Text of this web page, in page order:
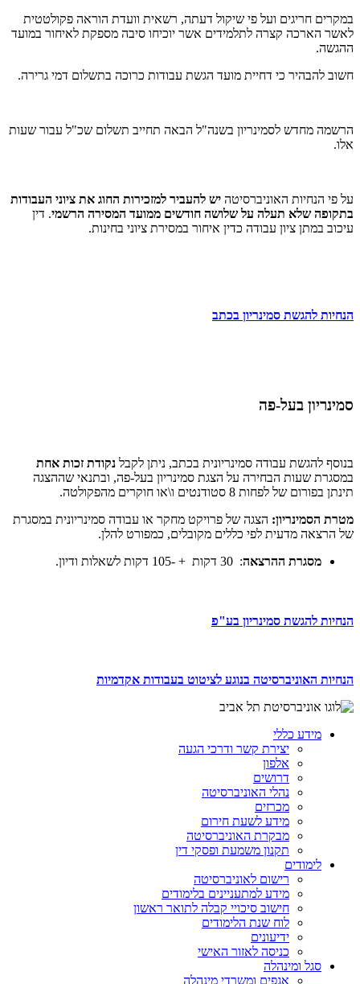
במקרים חריגים ועל פי שיקול דעתה, רשאית וועדת הוראה פקולטטית
לאשר הארכה קצרה לתלמידים אשר יוכיחו סיבה מספקת לאיחור במועד
ההגשה.
חשוב להבהיר כי דחיית מועד הגשת עבודות כרוכה בתשלום דמי גרירה.
הרשמה מחדש לסמינריון בשנה"ל הבאה תחייב תשלום שכ"ל עבור שעות
אלו.
על פי הנחיות האוניברסיטה יש להעביר למזכירות החוג את ציוני העבודות
בתקופה שלא תעלה על שלושה חודשים ממועד המסירה הרשמי. דין
עיכוב במתן ציון עבודה כדין איחור במסירת ציוני בחינות.
הנחיות להגשת סמינריון בכתב
סמינריון בעל-פה
בנוסף להגשת עבודה סמינריונית בכתב, ניתן לקבל נקודת זכות אחת
במסגרת שעות הבחירה על הצגת סמינריון בעל-פה, ובתנאי שההצגה
תינתן בפורום של לפחות 8 סטודנטים ו\או חוקרים מהפקולטה.
מטרת הסמינריון: הצגה של פרויקט מחקר או עבודה סמינריונית במסגרת
של הרצאה מדעית לפי כללים מקובלים, כמפורט להלן.
מסגרת ההרצאה: 30 דקות + -105 דקות לשאלות ודיון.
הנחיות להגשת סמינריון בע"פ
הנחיות האוניברסיטה בנוגע לציטוט בעבודות אקדמיות
מידע כללי
יצירת קשר ודרכי הגעה
אלפון
דרושים
נהלי האוניברסיטה
מכרזים
מידע לשעת חירום
מבקרת האוניברסיטה
תקנון משמעת ופסקי דין
לימודים
רישום לאוניברסיטה
מידע למתעניינים בלימודים
חישוב סיכויי קבלה לתואר ראשון
לוח שנת הלימודים
ידיעונים
כניסה לאזור האישי
סגל ומינהלה
אגפים ומשרדי מינהלה